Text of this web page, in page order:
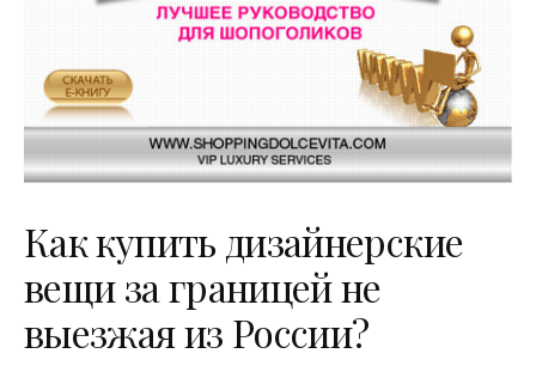
Как купить дизайнерские
вещи за границей не
выезжая из России?